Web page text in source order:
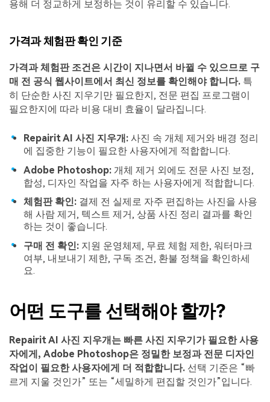
용해 더 정교하게 보정하는 것이 유리할 수 있습니다.
가격과 체험판 확인 기준
가격과 체험판 조건은 시간이 지나면서 바뀔 수 있으므로 구
매 전 공식 웹사이트에서 최신 정보를 확인해야 합니다. 특
히 단순한 사진 지우기만 필요한지, 전문 편집 프로그램이
필요한지에 따라 비용 대비 효율이 달라집니다.
Repairit AI 사진 지우개: 사진 속 개체 제거와 배경 정리
에 집중한 기능이 필요한 사용자에게 적합합니다.
Adobe Photoshop: 개체 제거 외에도 전문 사진 보정,
합성, 디자인 작업을 자주 하는 사용자에게 적합합니다.
체험판 확인: 결제 전 실제로 자주 편집하는 사진을 사용
해 사람 제거, 텍스트 제거, 상품 사진 정리 결과를 확인
하는 것이 좋습니다.
구매 전 확인: 지원 운영체제, 무료 체험 제한, 워터마크
여부, 내보내기 제한, 구독 조건, 환불 정책을 확인하세
요.
어떤 도구를 선택해야 할까?
Repairit AI 사진 지우개는 빠른 사진 지우기가 필요한 사용
자에게, Adobe Photoshop은 정밀한 보정과 전문 디자인
작업이 필요한 사용자에게 더 적합합니다. 선택 기준은 “빠
르게 지울 것인가” 또는 “세밀하게 편집할 것인가”입니다.